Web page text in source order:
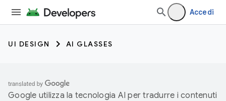
Accedi
UI DESIGN AI GLASSES
Google utilizza la tecnologia AI per tradurre i contenuti